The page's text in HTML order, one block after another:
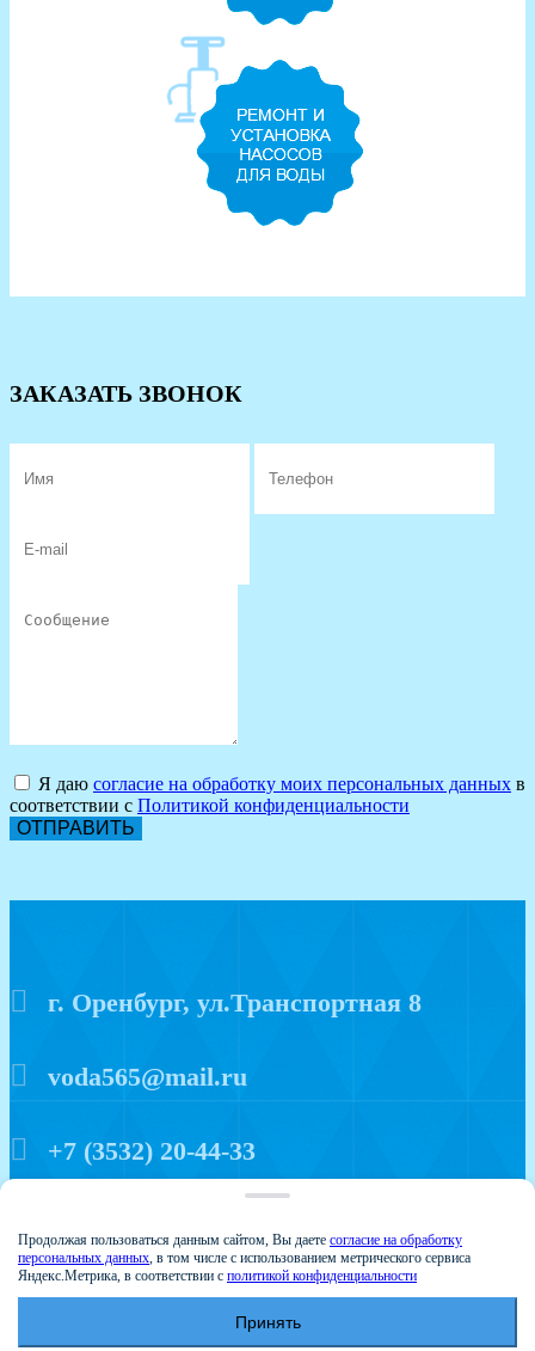
ЗАКАЗАТЬ ЗВОНОК
Я даю согласие на обработку моих персональных данных в
соответствии с Политикой конфиденциальности
ОТПРАВИТЬ
г. Оренбург, ул.Транспортная 8
voda565@mail.ru
+7 (3532) 20-44-33
Продолжая пользоваться данным сайтом, Вы даете согласие на обработку
персональных данных, в том числе с использованием метрического сервиса
Яндекс.Метрика, в соответствии с политикой конфиденциальности
Принять